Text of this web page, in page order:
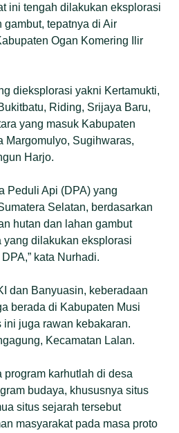
ini tengah dilakukan eksplorasi
tepatnya di Air
Ogan Komering Ilir
dieksplorasi yakni Kertamukti,
Riding, Srijaya Baru,
yang masuk Kabupaten
Margomulyo, Sugihwaras,
Harjo.
Peduli Api (DPA) yang
Selatan, berdasarkan
hutan dan lahan gambut
yang dilakukan eksplorasi
kata Nurhadi.
dan Banyuasin, keberadaan
berada di Kabupaten Musi
ini juga rawan kebakaran.
Kecamatan Lalan.
program karhutlah di desa
budaya, khususnya situs
situs sejarah tersebut
masyarakat pada masa proto